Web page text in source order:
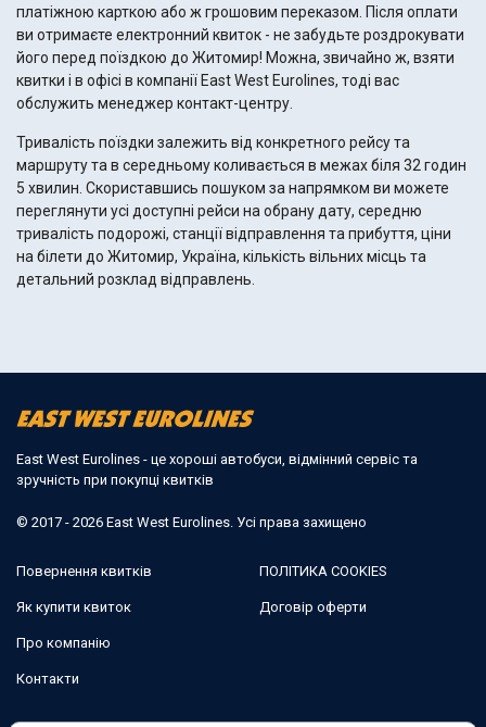
платіжною карткою або ж грошовим переказом. Після оплати
ви отримаєте електронний квиток - не забудьте роздрокувати
його перед поїздкою до Житомир! Можна, звичайно ж, взяти
квитки і в офісі в компанії East West Eurolines, тоді вас
обслужить менеджер контакт-центру.
Тривалість поїздки залежить від конкретного рейсу та
маршруту та в середньому коливається в межах біля 32 годин
5 хвилин. Скориставшись пошуком за напрямком ви можете
переглянути усі доступні рейси на обрану дату, середню
тривалість подорожі, станції відправлення та прибуття, ціни
на білети до Житомир, Україна, кількість вільних місць та
детальний розклад відправлень.
East West Eurolines - це хороші автобуси, відмінний сервіс та
зручність при покупці квитків
© 2017 - 2026 East West Eurolines. Усі права захищено
Повернення квитків
Як купити квиток
Про компанію
Контакти
ПОЛІТИКА COOKIES
Договір оферти